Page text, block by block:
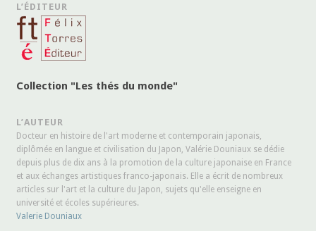
L’ÉDITEUR
Collection "Les thés du monde"
L’AUTEUR
Docteur en histoire de l'art moderne et contemporain japonais,
diplômée en langue et civilisation du Japon, Valérie Douniaux se dédie
depuis plus de dix ans à la promotion de la culture japonaise en France
et aux échanges artistiques franco-japonais. Elle a écrit de nombreux
articles sur l'art et la culture du Japon, sujets qu'elle enseigne en
université et écoles supérieures.
Valerie Douniaux